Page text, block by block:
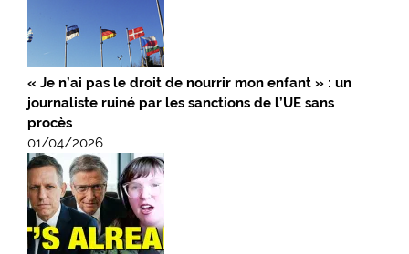
« Je n’ai pas le droit de nourrir mon enfant » : un
journaliste ruiné par les sanctions de l’UE sans
procès
01/04/2026